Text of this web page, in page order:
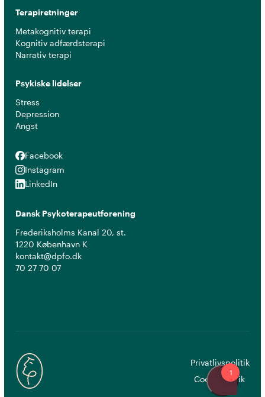
Terapiretninger
Metakognitiv terapi
Kognitiv adfærdsterapi
Narrativ terapi
Psykiske lidelser
Stress
Depression
Angst
Facebook
Facebook
Instagram
Instagram
LinkedIn
LinkedIn
Dansk Psykoterapeutforening
Frederiksholms Kanal 20, st.
1220 København K
kontakt@dpfo.dk
70 27 70 07
Privatlivspolitik
Cookiepolitik